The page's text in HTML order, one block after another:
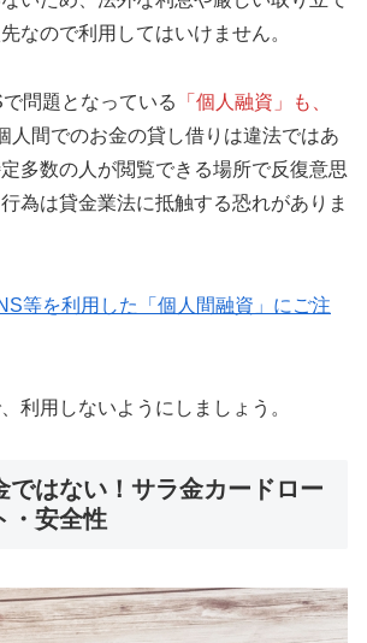
なので利用してはいけません。
問題となっている
「個人融資」も、
人間でのお金の貸し借りは違法ではあ
多数の人が閲覧できる場所で反復意思
為は貸金業法に抵触する恐れがありま
等を利用した「個人間融資」にご注
利用しないようにしましょう。
ではない！サラ金カードロー
・安全性